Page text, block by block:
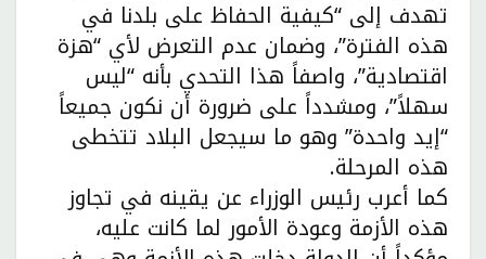
تهدف إلى “كيفية الحفاظ على بلدنا في
هذه الفترة”، وضمان عدم التعرض لأي “هزة
اقتصادية”، واصفاً هذا التحدي بأنه “ليس
سهلاً”، ومشدداً على ضرورة أن نكون جميعاً
“إيد واحدة” وهو ما سيجعل البلاد تتخطى
هذه المرحلة.
كما أعرب رئيس الوزراء عن يقينه في تجاوز
هذه الأزمة وعودة الأمور لما كانت عليه،